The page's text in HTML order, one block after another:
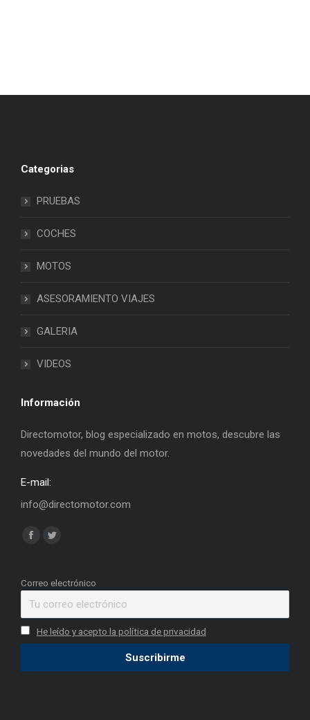
Categorias
PRUEBAS
COCHES
MOTOS
ASESORAMIENTO VIAJES
GALERIA
VIDEOS
Información
Directomotor, blog especializado en motos, descubre las
novedades del mundo del motor.
E-mail:
info@directomotor.com
Find us on:
Facebook
opens
window
Twitter
opens
window
Correo electrónico
He leído y acepto la política de privacidad